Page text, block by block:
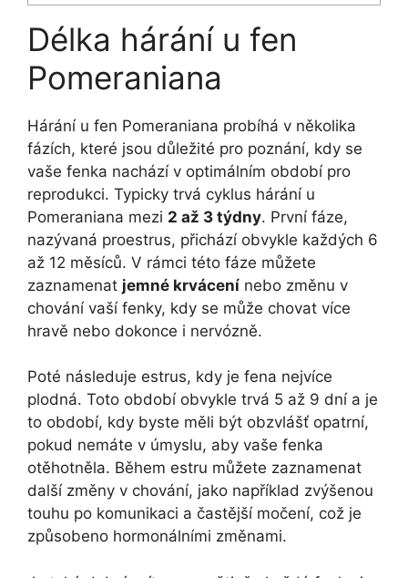
Délka hárání u fen
Pomeraniana
Hárání u fen Pomeraniana probíhá v několika
fázích, které jsou důležité pro poznání, kdy se
vaše fenka nachází v optimálním období pro
reprodukci. Typicky trvá cyklus hárání u
Pomeraniana mezi 2 až 3 týdny. První fáze,
nazývaná proestrus, přichází obvykle každých 6
až 12 měsíců. V rámci této fáze můžete
zaznamenat jemné krvácení nebo změnu v
chování vaší fenky, kdy se může chovat více
hravě nebo dokonce i nervózně.
Poté následuje estrus, kdy je fena nejvíce
plodná. Toto období obvykle trvá 5 až 9 dní a je
to období, kdy byste měli být obzvlášť opatrní,
pokud nemáte v úmyslu, aby vaše fenka
otěhotněla. Během estru můžete zaznamenat
další změny v chování, jako například zvýšenou
touhu po komunikaci a častější močení, což je
způsobeno hormonálními změnami.